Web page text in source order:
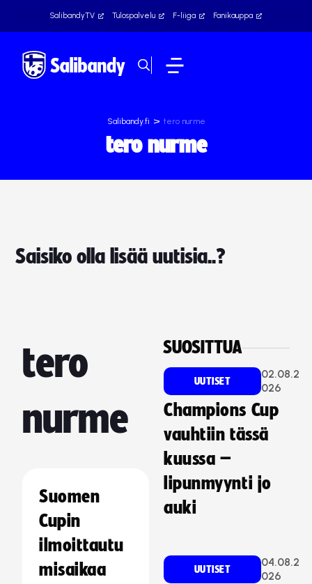
SalibandyTV Tulospalvelu F-liiga Fanikauppa
Salibandy.fi > tero nurme
tero nurme
Saisiko olla lisää uutisia..?
tero
nurme
Suomen
Cupin
ilmoittautu
misaikaa
SUOSITTUA
UUTISET
02.08.2
026
Champions Cup
vauhtiin tässä
kuussa –
lipunmyynti jo
auki
UUTISET
04.08.2
026